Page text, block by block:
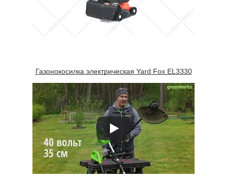
Газонокосилка электрическая Yard Fox EL3330